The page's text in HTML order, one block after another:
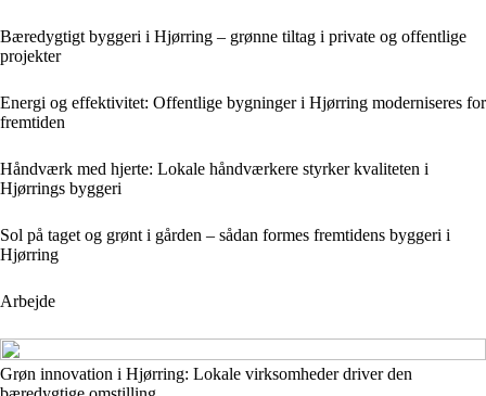
Bæredygtigt byggeri i Hjørring – grønne tiltag i private og offentlige
projekter
Energi og effektivitet: Offentlige bygninger i Hjørring moderniseres for
fremtiden
Håndværk med hjerte: Lokale håndværkere styrker kvaliteten i
Hjørrings byggeri
Sol på taget og grønt i gården – sådan formes fremtidens byggeri i
Hjørring
Arbejde
Grøn innovation i Hjørring: Lokale virksomheder driver den